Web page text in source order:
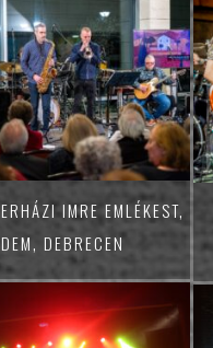
IMRE EMLÉKEST,
DEBRECEN